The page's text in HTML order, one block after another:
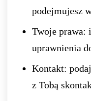
podejmujesz
Twoje prawa:
uprawnienia
Kontakt:
z Tobą